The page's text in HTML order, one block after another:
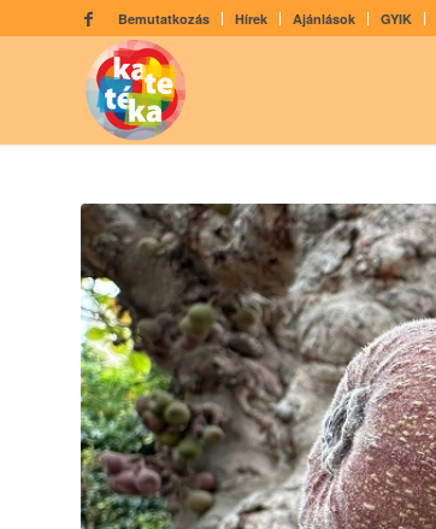
Bemutatkozás Hírek Ajánlások GYIK